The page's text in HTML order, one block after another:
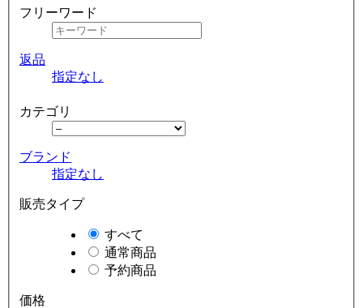
フリーワード
返品
指定なし
カテゴリ
ブランド
指定なし
販売タイプ
すべて
通常商品
予約商品
価格